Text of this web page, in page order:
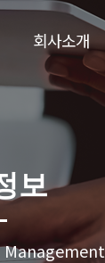
회사소개
보
Management